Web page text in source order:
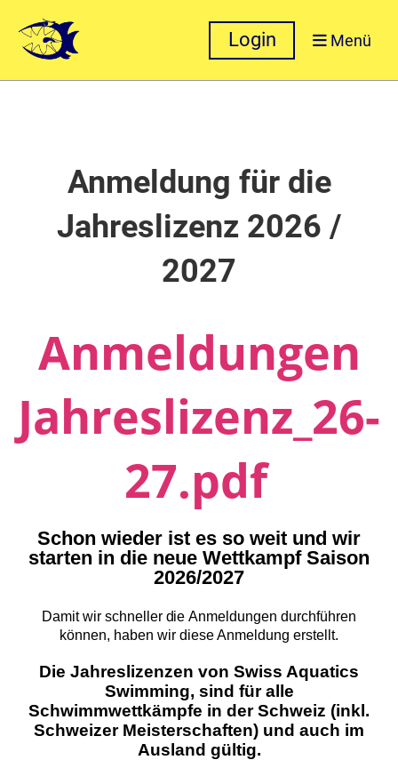
Login Menü
Anmeldung für die
Jahreslizenz 2026 /
2027
Anmeldungen
Jahreslizenz_26-
27.pdf
Schon wieder ist es so weit und wir
starten in die neue Wettkampf Saison
2026/2027
Damit wir schnellerdie Anmeldungen durchführen
können, haben wirdiese Anmeldung erstellt.
Die Jahreslizenzen von Swiss Aquatics
Swimming, sind für alle
Schwimmwettkämpfe in der Schweiz (inkl.
Schweizer Meisterschaften) und auch im
Ausland gültig.